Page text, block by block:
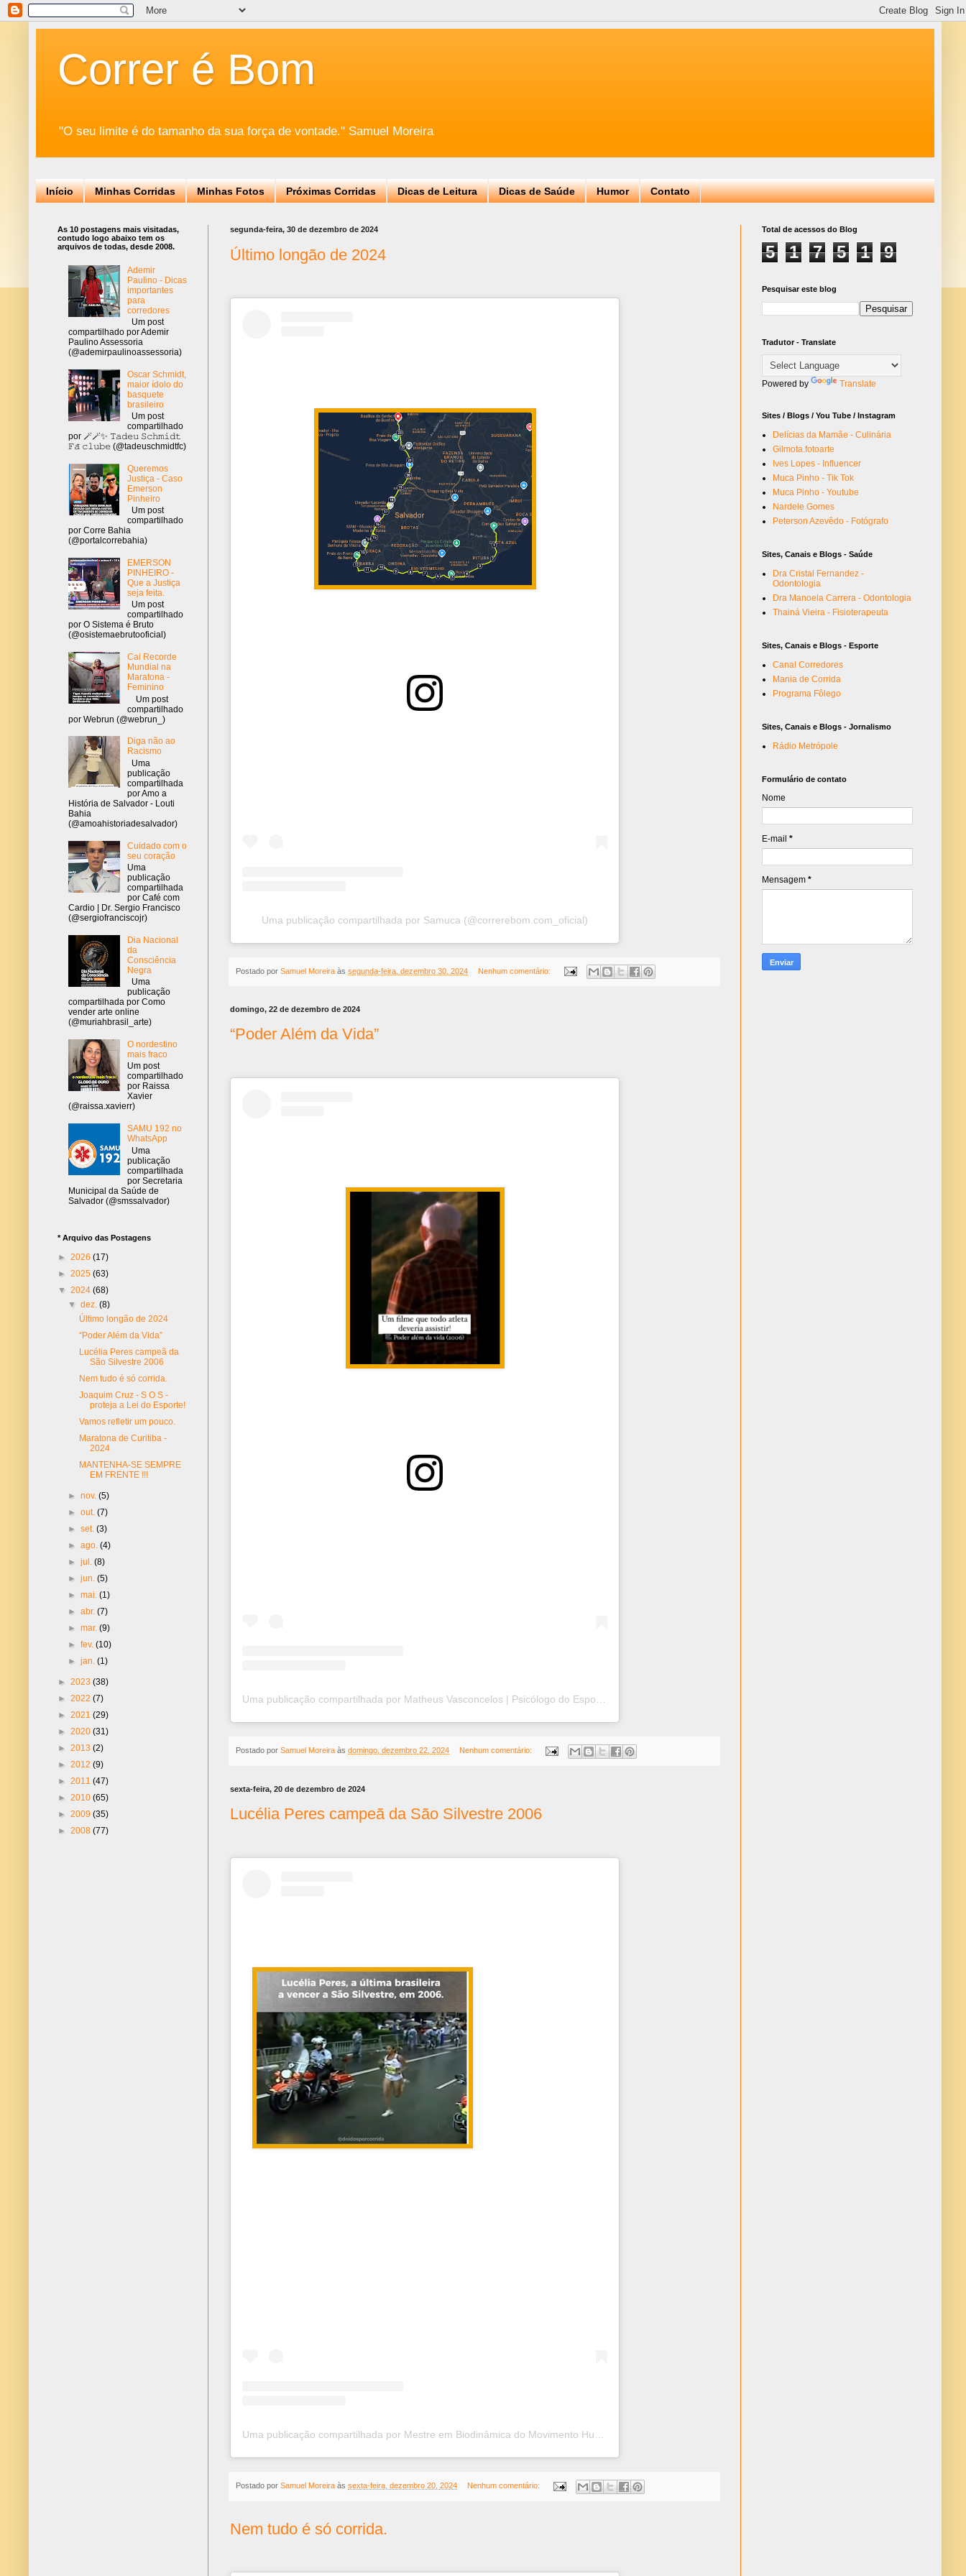
Correr é Bom
"O seu limite é do tamanho da sua força de vontade." Samuel Moreira
Início Minhas Corridas Minhas Fotos Próximas Corridas Dicas de Leitura Dicas de Saúde Humor Contato
segunda-feira, 30 de dezembro de 2024
Último longão de 2024
Uma publicação compartilhada por Samuca (@correrebom.com_oficial)
Postado por Samuel Moreira às segunda-feira, dezembro 30, 2024 Nenhum comentário:
domingo, 22 de dezembro de 2024
“Poder Além da Vida”
Uma publicação compartilhada por Matheus Vasconcelos | Psicólogo do Esporte (@psicologiadoatleta)
Postado por Samuel Moreira às domingo, dezembro 22, 2024 Nenhum comentário:
sexta-feira, 20 de dezembro de 2024
Lucélia Peres campeã da São Silvestre 2006
Postado por Samuel Moreira às sexta-feira, dezembro 20, 2024 Nenhum comentário:
Nem tudo é só corrida.
As 10 postagens mais visitadas,
contudo logo abaixo tem os
arquivos de todas, desde 2008.
Ademir
Paulino - Dicas
importantes
para
corredores
Um post
compartilhado por Ademir
Paulino Assessoria
(@ademirpaulinoassessoria)
Oscar Schmidt,
maior ídolo do
basquete
brasileiro
Um post
compartilhado
por 🪄🪄✨ 𝚃𝚊𝚍𝚎𝚞 𝚂𝚌𝚑𝚖𝚒𝚍𝚝
𝙵𝚊̃ 𝚌𝚕𝚞𝚋𝚎 (@tadeuschmidtfc)
Queremos
Justiça - Caso
Emerson
Pinheiro
Um post
compartilhado
por Corre Bahia
(@portalcorrebahia)
EMERSON
PINHEIRO -
Que a Justiça
seja feita.
Um post
compartilhado
por O Sistema é Bruto
(@osistemaebrutooficial)
Cai Recorde
Mundial na
Maratona -
Feminino
Um post
compartilhado
por Webrun (@webrun_)
Diga não ao
Racismo
Uma
publicação
compartilhada
por Amo a
História de Salvador - Louti
Bahia
(@amoahistoriadesalvador)
Cuidado com o
seu coração
Uma
publicação
compartilhada
por Café com
Cardio | Dr. Sergio Francisco
(@sergiofranciscojr)
Dia Nacional
da
Consciência
Negra
Uma
publicação
compartilhada por Como
vender arte online
(@muriahbrasil_arte)
O nordestino
mais fraco
Um post
compartilhado
por Raissa
Xavier
(@raissa.xavierr)
SAMU 192 no
WhatsApp
Uma
publicação
compartilhada
por Secretaria
Municipal da Saúde de
Salvador (@smssalvador)
* Arquivo das Postagens
► 2026 (17)
► 2025 (63)
▼ 2024 (68)
▼dez.(8)
Último longão de 2024
“Poder Além da Vida”
Lucélia Peres campeã da
São Silvestre 2006
Nem tudo é só corrida.
Joaquim Cruz - S O S -
proteja a Lei do Esporte!
Vamos refletir um pouco.
Maratona de Curitiba -
2024
MANTENHA-SE SEMPRE
EM FRENTE !!!
►nov.(5)
►out.(7)
►set.(3)
►ago.(4)
►jul.(8)
►jun.(5)
►mai.(1)
►abr.(7)
►mar.(9)
►fev.(10)
►jan.(1)
► 2023 (38)
► 2022 (7)
► 2021 (29)
► 2020 (31)
► 2013 (2)
► 2012 (9)
► 2011 (47)
► 2010 (65)
► 2009 (35)
► 2008 (77)
Total de acessos do Blog
5 1 7 5 1 9
Pesquisar este blog
Tradutor - Translate
Powered by Translate
Sites / Blogs / You Tube / Instagram
Delícias da Mamãe - Culinária
Gilmota.fotoarte
Ives Lopes - Influencer
Muca Pinho - Tik Tok
Muca Pinho - Youtube
Nardele Gomes
Peterson Azevêdo - Fotógrafo
Sites, Canais e Blogs - Saúde
Dra Cristal Fernandez -
Odontologia
Dra Manoela Carrera - Odontologia
Thainá Vieira - Fisioterapeuta
Sites, Canais e Blogs - Esporte
Canal Corredores
Mania de Corrida
Programa Fôlego
Sites, Canais e Blogs - Jornalismo
Rádio Metrópole
Formulário de contato
Nome
E-mail *
Mensagem *